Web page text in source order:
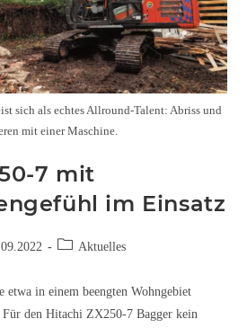
sich als echtes Allround-Talent: Abriss und
mit einer Maschine.
7 mit
im Einsatz
Aktuelles
in einem beengten Wohngebiet
den Hitachi ZX250-7 Bagger kein